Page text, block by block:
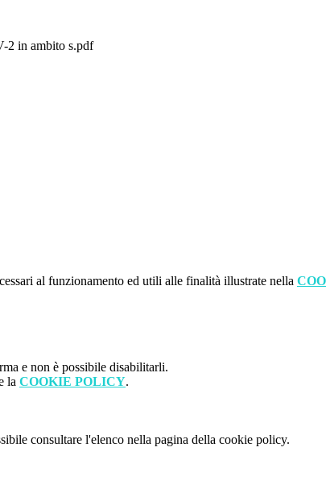
2 in ambito s.pdf
al funzionamento ed utili alle finalità illustrate nella
e non è possibile disabilitarli.
la COOKIE POLICY.
consultare l'elenco nella pagina della cookie policy.